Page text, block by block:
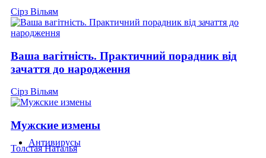
Сірз Вільям
Ваша вагітність. Практичний порадник від
зачаття до народження
Сірз Вільям
Мужские измены
Толстая Наталья
Антивирусы